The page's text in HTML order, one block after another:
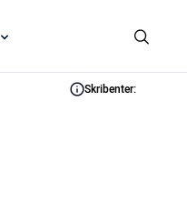
Skribenter: